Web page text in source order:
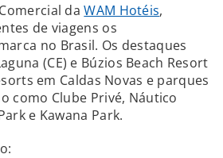
daWAM Hotéis,
de viagens os
no Brasil. Os destaques
(CE) e Búzios Beach Resort
em Caldas Novas e parques
como Clube Privé, Náutico
e Kawana Park.